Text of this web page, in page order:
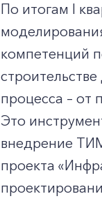
По итогам I
компетенций
процесса – от
Это
внедрение
проекта